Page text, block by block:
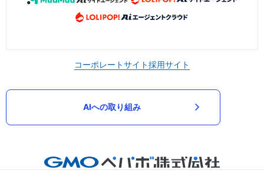
コーポレートサイト採用サイト
AIへの取り組み